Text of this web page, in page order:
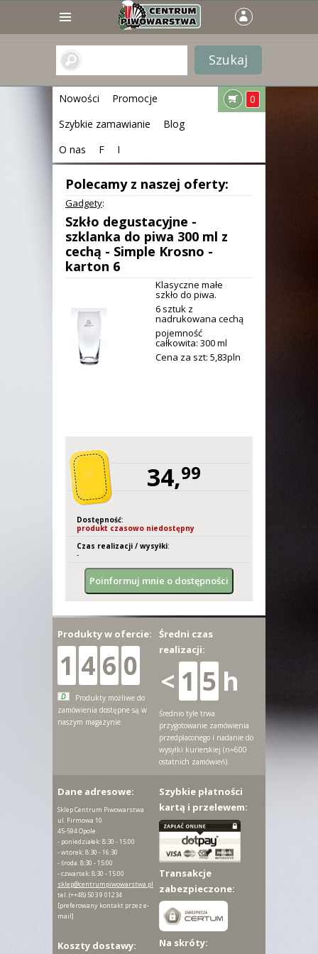
Nowości
Promocje
Szybkie zamawianie
Blog
O nas
F I
0
Polecamy z naszej oferty:
Gadgety:
Szkło degustacyjne -
szklanka do piwa 300 ml z
cechą - Simple Krosno -
karton 6
Klasyczne małe
szkło do piwa.
6 sztuk z
nadrukowana cechą
pojemność
całkowita: 300 ml
Cena za szt: 5,83pln
34,99
Dostępność:
produkt czasowo niedostępny
Czas realizacji / wysyłki:
-
Produkty w ofercie:
1 4 6 0
D
Produkty możliwe do
zamówienia dostępne są w
naszym magazynie.
Średni czas
realizacji:
< 1 5 h
Średnio tyle trwa
przygotowanie zamówienia
przedpłaconego i nadanie do
wysyłki kurierskiej (n=600
ostatnich zamówień).
Dane adresowe:
Sklep Centrum Piwowarstwa
ul. Firmowa 10
45-594 Opole
- poniedziałek: 8:30 - 15:00
- wtorek: 8:30 - 16:30
- środa: 8:30 - 15:00
- czwartek: 8:30 - 15:00
sklep@centrumpiwowarstwa.pl
tel.(++48) 503 9 01234
[preferowany kontakt przez e-
mail]
Szybkie płatności
kartą i przelewem:
Transakcje
zabezpieczone:
Koszty dostawy: Na skróty: